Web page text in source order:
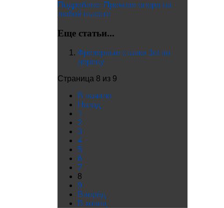
Подробнее: Прочная опора на
любой высоте
Еще статьи...
Фрезерные станки Jet по
дереву
Страница 8 из 9
В начало
Назад
1
2
3
4
5
6
7
8
9
Вперёд
В конец